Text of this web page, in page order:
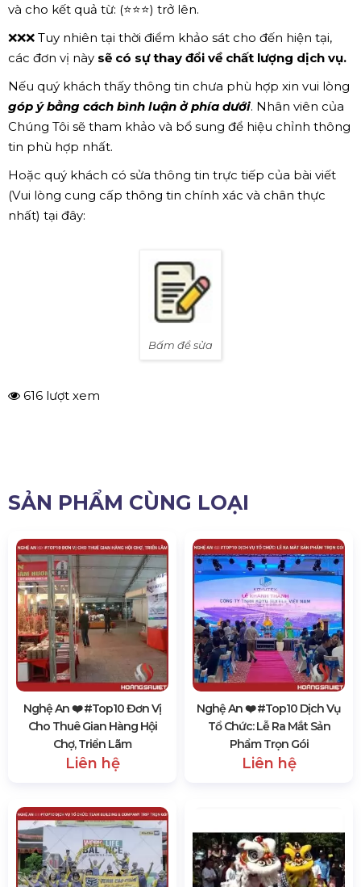
và cho kết quả từ: (⭐⭐⭐) trở lên.
❌❌❌ Tuy nhiên tại thời điểm khảo sát cho đến hiện tại,
các đơn vị này sẽ có sự thay đổi về chất lượng dịch vụ.
Nếu quý khách thấy thông tin chưa phù hợp xin vui lòng
góp ý bằng cách bình luận ở phía dưới. Nhân viên của
Chúng Tôi sẽ tham khảo và bổ sung để hiệu chỉnh thông
tin phù hợp nhất.
Hoặc quý khách có sửa thông tin trực tiếp của bài viết
(Vui lòng cung cấp thông tin chính xác và chân thực
nhất) tại đây:
Bấm để sửa
616 lượt xem
SẢN PHẨM CÙNG LOẠI
Nghệ An ❤️️ #top10 Đơn Vị
Cho Thuê Gian Hàng Hội
Chợ, Triển Lãm
Liên hệ
Nghệ An ❤️️ #top10 Dịch Vụ
Tổ Chức: Lễ Ra Mắt Sản
Phẩm Trọn Gói
Liên hệ